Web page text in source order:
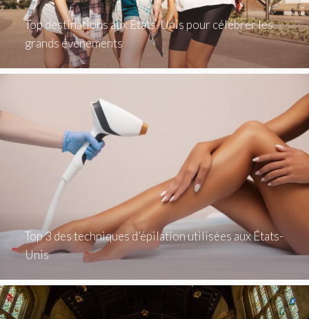
Top destinations aux États-Unis pour célébrer les
grands événements
Top 3 des techniques d’épilation utilisées aux États-
Unis